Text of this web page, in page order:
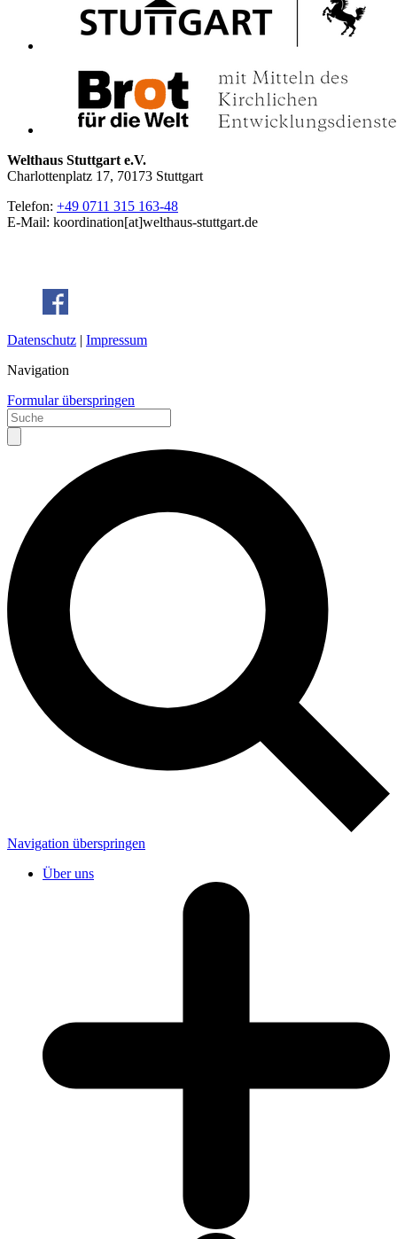
Welthaus Stuttgart e.V.
Charlottenplatz 17, 70173 Stuttgart
Telefon: +49 0711 315 163-48
E-Mail: koordination[at]welthaus-stuttgart.de
Datenschutz | Impressum
Navigation
Formular überspringen
Navigation überspringen
Über uns